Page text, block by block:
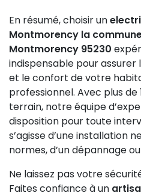
05
. Nous intervenons
sécuriser votre installation,
panne. Entre-temps,
et évitez toute
remplacez les câbles usés,
laterre électrique, vérifiez
fonctionnement des
électrique, et demandez
annuel par un
electricien la commune de
Montmorency 95230peut
de sécurité personnalisée.
En résumé, choisir un
Montmorency la
Montmorency 95230
indispensable pour
et le confort de votre
professionnel. Avec plus de
terrain, notre équipe
disposition pour toute
s’agisse d’une installation
normes, d’un dépannage
Ne laissez pas votre
Faites confiance à un